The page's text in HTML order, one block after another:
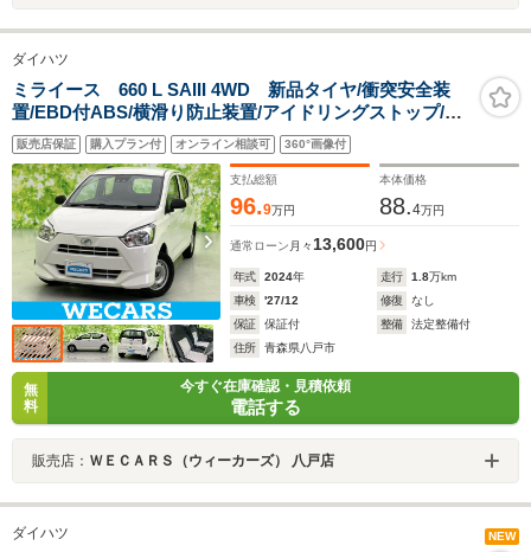
ダイハツ
ミライース 660 L SAIII 4WD 新品タイヤ/衝突安全装
置/EBD付ABS/横滑り防止装置/アイドリングストップ/禁
煙車/エアバッグ 運転席/エアバッグ 助手席/パワーウイン
ドウ/マニュアルエアコン/取扱説明書
販売店保証 購入プラン付 オンライン相談可 360°画像付
支払総額
96.9万円
本体価格
88.4万円
通常ローン 月々13,600円
年式 2024年 走行 1.8万km
車検
'27/12 修復
なし
保証
保証付 整備
法定整備付
住所
青森県八戸市
無
料
今すぐ在庫確認・見積依頼
電話する
販売店： ＷＥＣＡＲＳ（ウィーカーズ） 八戸店
ダイハツ NEW